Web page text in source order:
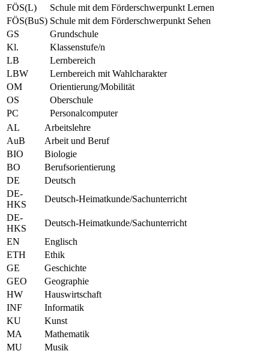
FÖS(L)
Schule mit dem Förderschwerpunkt Lernen
FÖS(BuS) Schule mit dem Förderschwerpunkt Sehen
GS
Grundschule
Kl.
Klassenstufe/n
LB
Lernbereich
LBW
Lernbereich mit Wahlcharakter
OM
Orientierung/Mobilität
OS
Oberschule
PC
Personalcomputer
AL
Arbeitslehre
AuB
Arbeit und Beruf
BIO
Biologie
BO
Berufsorientierung
DE
Deutsch
DE-
HKS
Deutsch-Heimatkunde/Sachunterricht
DE-
HKS
Deutsch-Heimatkunde/Sachunterricht
EN
Englisch
ETH
Ethik
GE
Geschichte
GEO
Geographie
HW
Hauswirtschaft
INF
Informatik
KU
Kunst
MA
Mathematik
MU
Musik